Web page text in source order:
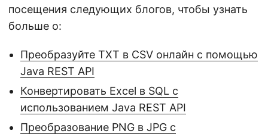
посещения следующих блогов, чтобы узнать
больше о:
Преобразуйте TXT в CSV онлайн с помощью
Java REST API
Конвертировать Excel в SQL с
использованием Java REST API
Преобразование PNG в JPG с